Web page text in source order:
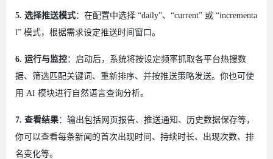
5. 选择推送模式：在配置中选择 “daily”、“current” 或 “incrementa
l” 模式，根据需求设定推送时间窗口。
6. 运行与监控：启动后，系统将按设定频率抓取各平台热搜数
据、筛选匹配关键词、重新排序、并按推送策略发送。你也可使
用 AI 模块进行自然语言查询分析。
7. 查看结果：输出包括网页报告、推送通知、历史数据保存等，
你可以查看每条新闻的首次出现时间、持续时长、出现次数、排
名变化等。